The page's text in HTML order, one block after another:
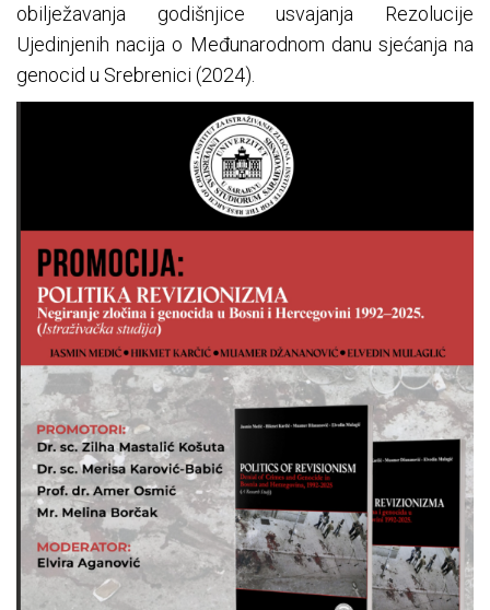
obilježavanja godišnjice usvajanja Rezolucije
Ujedinjenih nacija o Međunarodnom danu sjećanja na
genocid u Srebrenici (2024).